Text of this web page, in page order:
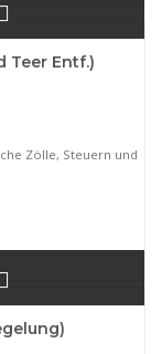
Teer Entf.)
€
Zölle, Steuern und
93,56 €